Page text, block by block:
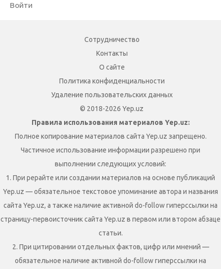
Войти
Сотрудничество
Контакты
О сайте
Политика конфиденциальности
Удаление пользовательских данных
© 2018-2026 Yep.uz
Правила использования материалов Yep.uz:
Полное копирование материалов сайта Yep.uz запрещено.
Частичное использование информации разрешено при
выполнении следующих условий:
1. При рерайте или создании материалов на основе публикаций
Yep.uz — обязательное текстовое упоминание автора и названия
сайта Yep.uz, а также наличие активной do-follow гиперссылки на
страницу-первоисточник сайта Yep.uz в первом или втором абзаце
статьи.
2. При цитировании отдельных фактов, цифр или мнений —
обязательное наличие активной do-follow гиперссылки на